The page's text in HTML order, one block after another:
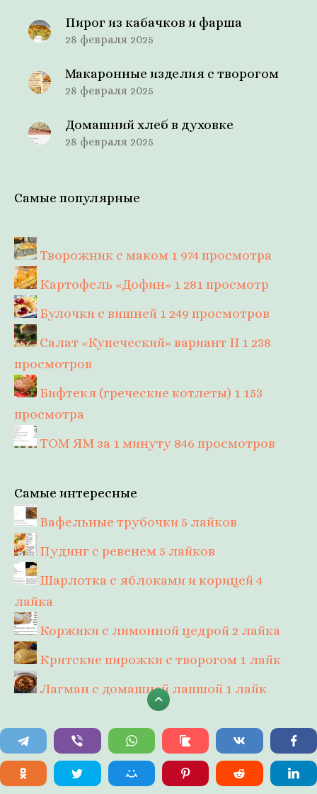
Пирог из кабачков и фарша
28 февраля 2025
Макаронные изделия с творогом
28 февраля 2025
Домашний хлеб в духовке
28 февраля 2025
Самые популярные
Творожник с маком 1 974 просмотра
Картофель «Дофин» 1 281 просмотр
Булочки с вишней 1 249 просмотров
Салат «Купеческий» вариант II 1 238
просмотров
Бифтекя (греческие котлеты) 1 153
просмотра
ТОМ ЯМ за 1 минуту 846 просмотров
Самые интересные
Вафельные трубочки 5 лайков
Пудинг с ревенем 5 лайков
Шарлотка с яблоками и корицей4
лайка
Коржики с лимонной цедрой 2 лайка
Критские пирожки с творогом 1 лайк
Лагман с домашней лапшой 1 лайк